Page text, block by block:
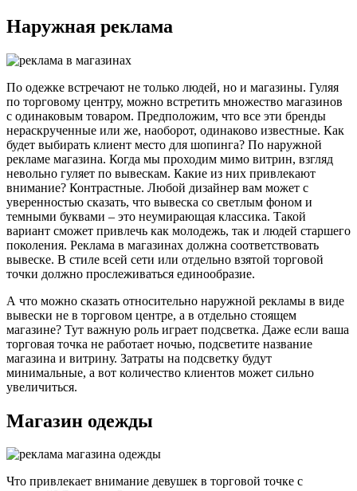
Наружная реклама
По одежке встречают не только людей, но и магазины. Гуляя
по торговому центру, можно встретить множество магазинов
с одинаковым товаром. Предположим, что все эти бренды
нераскрученные или же, наоборот, одинаково известные. Как
будет выбирать клиент место для шопинга? По наружной
рекламе магазина. Когда мы проходим мимо витрин, взгляд
невольно гуляет по вывескам. Какие из них привлекают
внимание? Контрастные. Любой дизайнер вам может с
уверенностью сказать, что вывеска со светлым фоном и
темными буквами – это неумирающая классика. Такой
вариант сможет привлечь как молодежь, так и людей старшего
поколения. Реклама в магазинах должна соответствовать
вывеске. В стиле всей сети или отдельно взятой торговой
точки должно прослеживаться единообразие.
А что можно сказать относительно наружной рекламы в виде
вывески не в торговом центре, а в отдельно стоящем
магазине? Тут важную роль играет подсветка. Даже если ваша
торговая точка не работает ночью, подсветите название
магазина и витрину. Затраты на подсветку будут
минимальные, а вот количество клиентов может сильно
увеличиться.
Магазин одежды
Что привлекает внимание девушек в торговой точке с